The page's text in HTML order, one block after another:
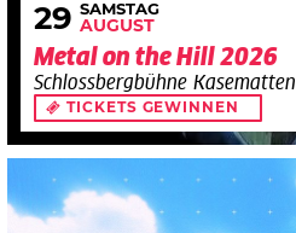
29 SAMSTAG
AUGUST
Metal on the Hill 2026
Schlossbergbühne Kasematten
TICKETS GEWINNEN